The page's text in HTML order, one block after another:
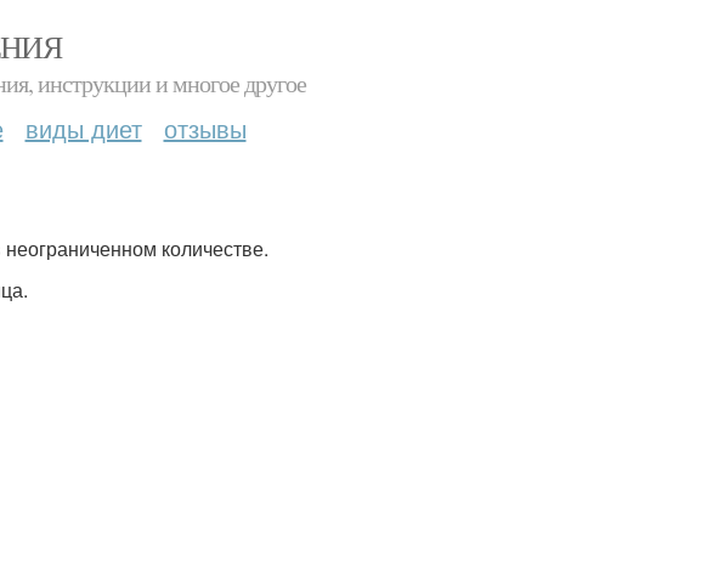
инструкции и многое другое
виды диет отзывы
количестве.